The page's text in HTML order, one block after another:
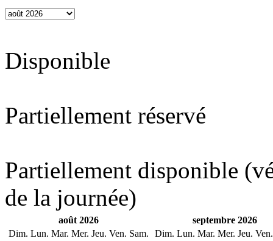
Disponible
Partiellement réservé
Partiellement disponible
de la journée)
août 2026
Dim. Lun. Mar. Mer. Jeu. Ven. Sam.
septembre 2026
Dim. Lun. Mar. Mer. Jeu. Ven.